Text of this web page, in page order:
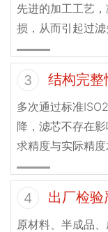
先进的加工工艺
损，从而引起过滤
3 结构完整
多次通过标准
降，滤芯不存在
求精度与实际精度
4 出厂检验
原材料、半成品